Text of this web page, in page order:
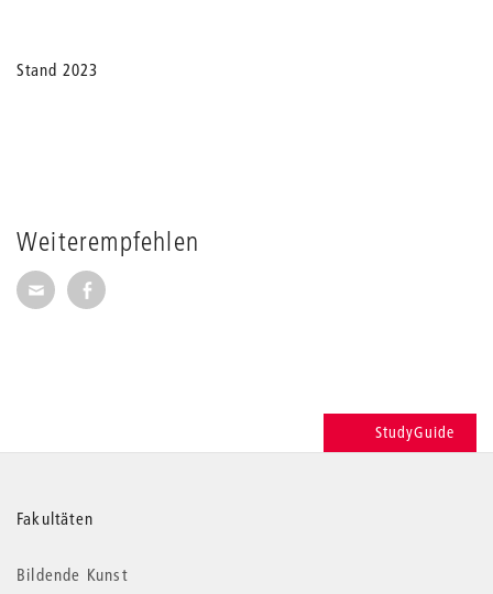
Weiterempfehlen
Seite per E-Mail weiterempfehlen
Seite auf Facebook weiterempfehlen
Stand 2023
StudyGuide
Weitere
Informationen
Fakultäten
Bildende Kunst